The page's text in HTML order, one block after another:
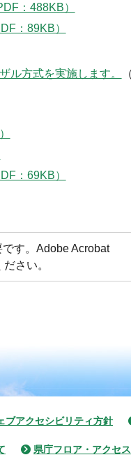
：488KB）
：89KB）
ル方式を実施します。
：69KB）
す。Adobe Acrobat
さい。
ブアクセシビリティ方針
県庁フロア・アクセ